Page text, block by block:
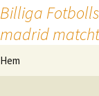
Billiga
madrid
Hem